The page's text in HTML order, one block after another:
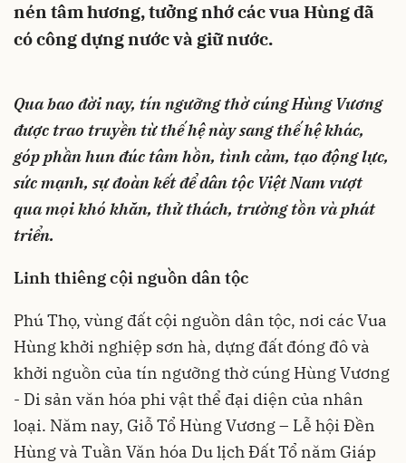
nén tâm hương, tưởng nhớ các vua Hùng đã
có công dựng nước và giữ nước.
Qua bao đời nay, tín ngưỡng thờ cúng Hùng Vương
được trao truyền từ thế hệ này sang thế hệ khác,
góp phần hun đúc tâm hồn, tình cảm, tạo động lực,
sức mạnh, sự đoàn kết để dân tộc Việt Nam vượt
qua mọi khó khăn, thử thách, trường tồn và phát
triển.
Linh thiêng cội nguồn dân tộc
Phú Thọ, vùng đất cội nguồn dân tộc, nơi các Vua
Hùng khởi nghiệp sơn hà, dựng đất đóng đô và
khởi nguồn của tín ngưỡng thờ cúng Hùng Vương
- Di sản văn hóa phi vật thể đại diện của nhân
loại. Năm nay, Giỗ Tổ Hùng Vương – Lễ hội Đền
Hùng và Tuần Văn hóa Du lịch Đất Tổ năm Giáp